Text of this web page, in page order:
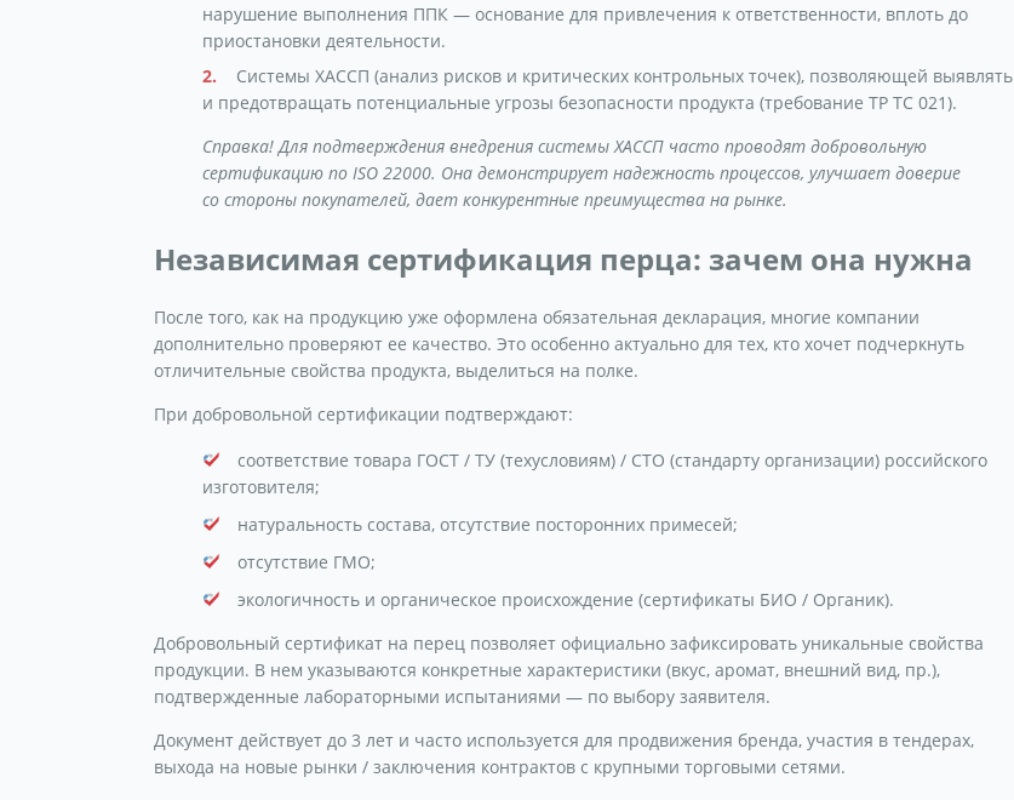
нарушение выполнения ППК — основание для привлечения к ответственности, вплоть до
приостановки деятельности.
Системы ХАССП (анализ рисков и критических контрольных точек), позволяющей выявлять
и предотвращать потенциальные угрозы безопасности продукта (требование ТР ТС 021).
Справка! Для подтверждения внедрения системы ХАССП часто проводят добровольную
сертификацию по ISO 22000. Она демонстрирует надежность процессов, улучшает доверие
со стороны покупателей, дает конкурентные преимущества на рынке.
Независимая сертификация перца: зачем она нужна
После того, как на продукцию уже оформлена обязательная декларация, многие компании
дополнительно проверяют ее качество. Это особенно актуально для тех, кто хочет подчеркнуть
отличительные свойства продукта, выделиться на полке.
При добровольной сертификации подтверждают:
соответствие товара ГОСТ / ТУ (техусловиям) / СТО (стандарту организации) российского
изготовителя;
натуральность состава, отсутствие посторонних примесей;
отсутствие ГМО;
экологичность и органическое происхождение (сертификаты БИО / Органик).
Добровольный сертификат на перец позволяет официально зафиксировать уникальные свойства
продукции. В нем указываются конкретные характеристики (вкус, аромат, внешний вид, пр.),
подтвержденные лабораторными испытаниями — по выбору заявителя.
Документ действует до 3 лет и часто используется для продвижения бренда, участия в тендерах,
выхода на новые рынки / заключения контрактов с крупными торговыми сетями.